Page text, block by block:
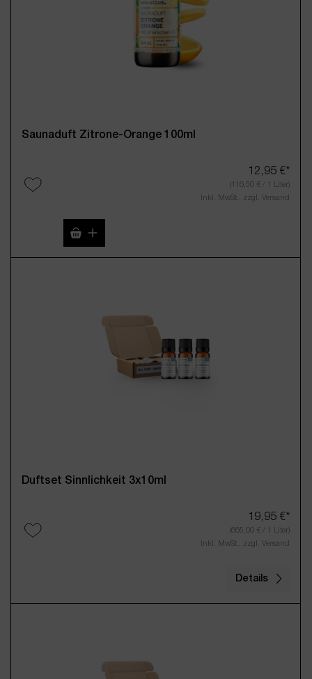
Saunaduft Zitrone-Orange 100ml
12,95 €*
(116,50 € / 1 Liter)
Inkl. MwSt., zzgl. Versand
Produkt Anzahl: Gib den gewünschten
Duftset Sinnlichkeit 3x10ml
19,95 €*
(665,00 € / 1 Liter)
Inkl. MwSt., zzgl. Versand
Details